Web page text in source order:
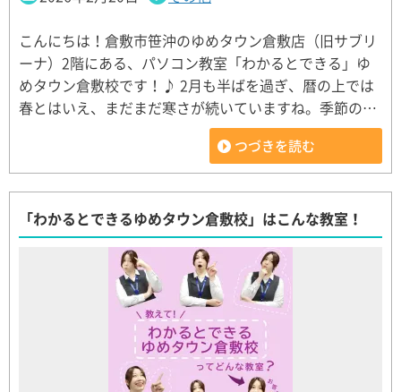
こんにちは！倉敷市笹沖のゆめタウン倉敷店（旧サブリ
ーナ）2階にある、パソコン教室「わかるとできる」ゆ
めタウン倉敷校です！♪ 2月も半ばを過ぎ、暦の上では
春とはいえ、まだまだ寒さが続いていますね。季節の…
つづきを読む
「わかるとできるゆめタウン倉敷校」はこんな教室！